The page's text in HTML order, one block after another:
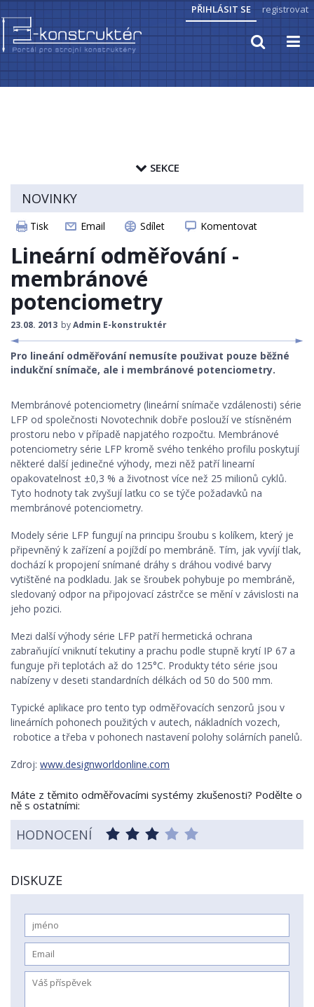
PŘIHLÁSIT SE registrovat
PŘEVODY JEDNOTEK
CAD MODELY
STROJNICKÉ TABULKY
SEKCE
ELEKTROPOHONY
SENZORIKA
ZAJÍMAVOSTI
ROBOTIKA, ŘÍDÍCÍ SYSTÉMY
KONSTRUKČNÍ MATERIÁLY
KONSTRUKCE
BEZPEČNOST STROJŮ
NOVINKY
Tisk Email Sdílet Komentovat
Lineární odměřování -
membránové
potenciometry
23.08. 2013 byAdmin E-konstruktér
Pro lineání odměřování nemusíte použivat pouze běžné
indukční snímače, ale i membránové potenciometry.
Membránové potenciometry (lineární snímače vzdálenosti) série
LFP od společnosti Novotechnik dobře poslouží ve stísněném
prostoru nebo v případě napjatého rozpočtu. Membránové
potenciometry série LFP kromě svého tenkého profilu poskytují
některé další jedinečné výhody, mezi něž patří linearní
opakovatelnost ±0,3 % a životnost více než 25 milionů cyklů.
Tyto hodnoty tak zvyšují laťku co se týče požadavků na
membránové potenciometry.
Modely série LFP fungují na principu šroubu s kolíkem, který je
připevněný k zařízení a pojíždí po membráně. Tím, jak vyvíjí tlak,
dochází k propojení snímané dráhy s dráhou vodivé barvy
vytištěné na podkladu. Jak se šroubek pohybuje po membráně,
sledovaný odpor na připojovací zástrčce se mění v závislosti na
jeho pozici.
Mezi další výhody série LFP patří hermetická ochrana
zabraňující vniknutí tekutiny a prachu podle stupně krytí IP 67 a
funguje při teplotách až do 125°C. Produkty této série jsou
nabízeny v deseti standardních délkách od 50 do 500 mm.
Typické aplikace pro tento typ odměřovacích senzorů jsou v
lineárních pohonech použitých v autech, nákladních vozech,
robotice a třeba v pohonech nastavení polohy solárních panelů.
Zdroj: www.designworldonline.com
Máte z těmito odměřovacími systémy zkušenosti? Podělte o
ně s ostatními:
HODNOCENÍ
DISKUZE